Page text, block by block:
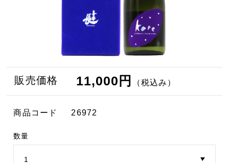
販売価格 11,000円 （税込み）
商品コード 26972
数量